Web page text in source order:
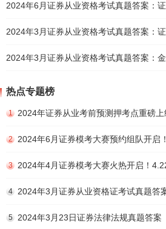
2024年6月证券从业资格考试真题答案：
2024年3月证券从业资格考试真题答案：
2024年3月证券从业资格考试真题答案：
热点专题榜
1 2024年证券从业考前预测押考点重磅上
2 2024年6月证券模考大赛预约组队开启
3 2024年4月证券模考大赛火热开启！
4 2024年3月证券从业资格证考试真题答
5 2024年3月23日证券法律法规真题答案